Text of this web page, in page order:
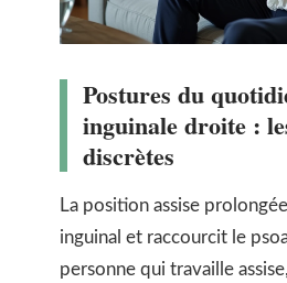
Postures du
inguinale droite :
discrètes
La position assise
inguinal et raccourcit le
personne qui travaille